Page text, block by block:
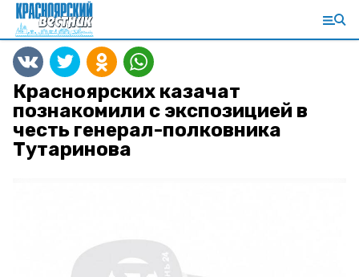
Красноярских казачат
познакомили с экспозицией в
честь генерал-полковника
Тутаринова